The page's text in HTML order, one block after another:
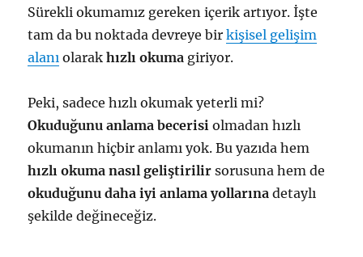
Sürekli okumamız gereken içerik artıyor. İşte
tam da bu noktada devreye birkişisel gelişim
alanı olarakhızlı okuma giriyor.
Peki, sadece hızlı okumak yeterli mi?
Okuduğunu anlama becerisi olmadan hızlı
okumanın hiçbir anlamı yok. Bu yazıda hem
hızlı okuma nasıl geliştirilir sorusuna hem de
okuduğunu daha iyi anlama yollarına detaylı
şekilde değineceğiz.